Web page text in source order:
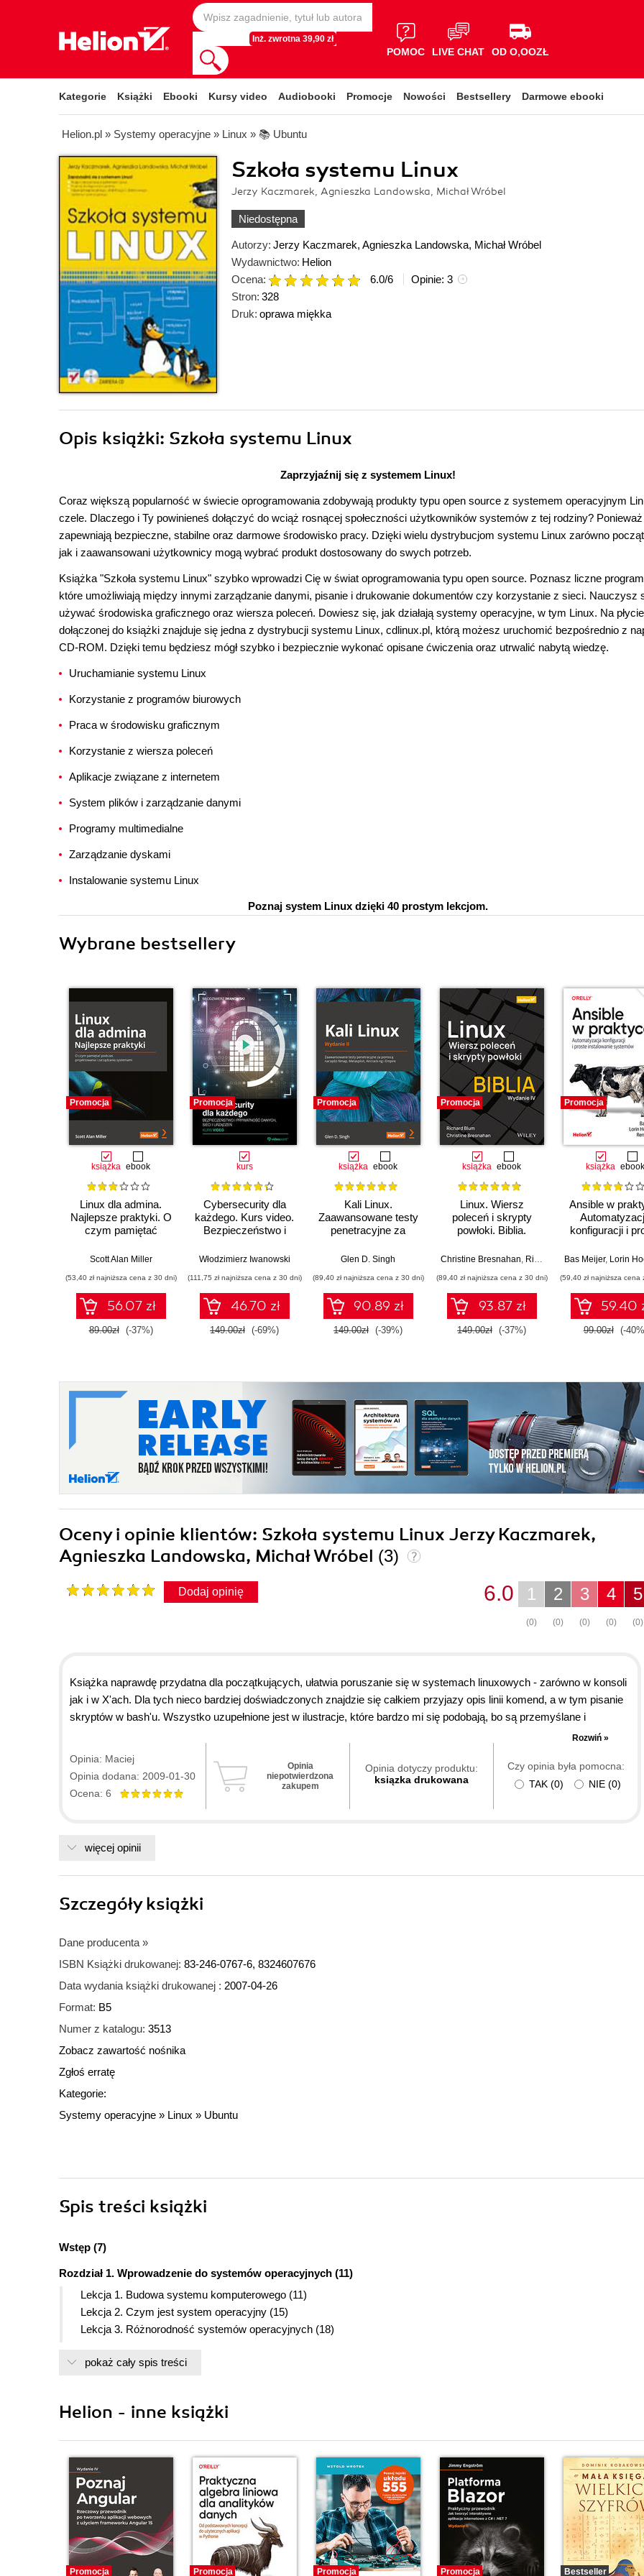
Inż. zwrotna 39,90 zł
POMOC LIVE CHAT OD O,OOZŁ
Kategorie Książki Ebooki Kursy video Audiobooki Promocje Nowości Bestsellery Darmowe ebooki
Helion.pl » Systemy operacyjne » Linux » 📚 Ubuntu
Szkoła systemu Linux
Jerzy Kaczmarek, Agnieszka Landowska, Michał Wróbel
Niedostępna
Autorzy: Jerzy Kaczmarek, Agnieszka Landowska, Michał Wróbel
Wydawnictwo: Helion
Ocena:
6.0/6 Opinie: 3
Stron: 328
Druk: oprawa miękka
Opis książki: Szkoła systemu Linux
Zaprzyjaźnij się z systemem Linux!
Coraz większą popularność w świecie oprogramowania zdobywają produkty typu open source z systemem operacyjnym
czele. Dlaczego i Ty powinieneś dołączyć do wciąż rosnącej społeczności użytkowników systemów z tej rodziny? Ponieważ
zapewniają bezpieczne, stabilne oraz darmowe środowisko pracy. Dzięki wielu dystrybucjom systemu Linux zarówno
jak i zaawansowani użytkownicy mogą wybrać produkt dostosowany do swych potrzeb.
Książka "Szkoła systemu Linux" szybko wprowadzi Cię w świat oprogramowania typu open source. Poznasz liczne
które umożliwiają między innymi zarządzanie danymi, pisanie i drukowanie dokumentów czy korzystanie z sieci. Nauczysz
używać środowiska graficznego oraz wiersza poleceń. Dowiesz się, jak działają systemy operacyjne, w tym Linux. Na płycie
dołączonej do książki znajduje się jedna z dystrybucji systemu Linux, cdlinux.pl, którą możesz uruchomić bezpośrednio z
CD-ROM. Dzięki temu będziesz mógł szybko i bezpiecznie wykonać opisane ćwiczenia oraz utrwalić nabytą wiedzę.
Uruchamianie systemu Linux
Korzystanie z programów biurowych
Praca w środowisku graficznym
Korzystanie z wiersza poleceń
Aplikacje związane z internetem
System plików i zarządzanie danymi
Programy multimedialne
Zarządzanie dyskami
Instalowanie systemu Linux
Poznaj system Linux dzięki 40 prostym lekcjom.
Wybrane bestsellery
Promocja
książka ebook
Linux dla admina.
Najlepsze praktyki. O
czym pamiętać
projektowania i
systemami
Scott Alan Miller
(53,40 zł najniższa cena z 30 dni)
56.07 zł
89.00zł (-37%)
Promocja
kurs
Cybersecurity dla
każdego. Kurs video.
Bezpieczeństwo i
sieci i urządzeń
Włodzimierz Iwanowski
(111,75 zł najniższa cena z 30 dni)
46.70 zł
149.00zł (-69%)
Promocja
książka ebook
Kali Linux.
Zaawansowane testy
penetracyjne za
Nmap, Metasploit,
Wydanie II
Glen D. Singh
(89,40 zł najniższa cena z 30 dni)
90.89 zł
149.00zł (-39%)
Promocja
książka ebook
Linux. Wiersz
poleceń i skrypty
powłoki. Biblia.
Christine Bresnahan, Richard Blum
(89,40 zł najniższa cena z 30 dni)
93.87 zł
149.00zł (-37%)
Promocja
książka ebook
Ansible w
konfiguracji i
systemów.
Bas Meijer, Lorin
(59,40 zł najniższa cena
59.40
99.00zł (-
Oceny i opinie klientów: Szkoła systemu Linux Jerzy Kaczmarek,
Agnieszka Landowska, Michał Wróbel (3)
Dodaj opinię 5
(0)
4
(0)
3
(0)
2
(0)
1
(0)
6.0
Książka naprawdę przydatna dla początkujących, ułatwia poruszanie się w systemach linuxowych - zarówno w konsoli
jak i w X'ach. Dla tych nieco bardziej doświadczonych znajdzie się całkiem przyjazy opis linii komend, a w tym pisanie
skryptów w bash'u. Wszystko uzupełnione jest w ilustracje, które bardzo mi się podobają, bo są przemyślane i
czytelne. Poza tym, mam dużo książek o linuksie, tych droższych i tańszych, ale gdyby mój przyjaciel chciał (wejść) w
Rozwiń »
Opinia: Maciej
Opinia dodana: 2009-01-30
Ocena: 6
Opinia
niepotwierdzona
zakupem
Opinia dotyczy produktu:
ksiązka drukowana
Czy opinia była pomocna:
TAK (0) NIE (0)
więcej opinii
Szczegółyksiążki
Dane producenta »
ISBN Książki drukowanej: 83-246-0767-6, 8324607676
Data wydania książki drukowanej : 2007-04-26
Format: B5
Numer z katalogu: 3513
Zobacz zawartość nośnika
Zgłoś erratę
Kategorie:
Systemy operacyjne » Linux » Ubuntu
Spis treści książki
Wstęp (7)
Rozdział 1. Wprowadzenie do systemów operacyjnych (11)
Lekcja 1. Budowa systemu komputerowego (11)
Lekcja 2. Czym jest system operacyjny (15)
Lekcja 3. Różnorodność systemów operacyjnych (18)
Rozdział 2. Rozpoczęcie pracy z systemem Linux (27)
Lekcja 6. Uruchomienie dystrybucji cdlinux.pl (31)
Lekcja 7. Uruchomienie środowiska graficznego (35)
Lekcja 8. Praca ze środowiskiem graficznym (39)
Uruchomienie programu i posługiwanie się oknem (42)
Praca z wieloma oknami i pulpitami (43)
Lekcja 9. Ręczna konfiguracja komputera (45)
Lekcja 10. Korzystanie z przeglądarki (49)
Otwarcie strony o znanym adresie (52)
Poszukiwanie informacji w sieci (53)
Lekcja 11. Konfiguracja i korzystanie z konta pocztowego (55)
pokaż cały spis treści
Helion - inne książki
Promocja Promocja Promocja Promocja Bestseller